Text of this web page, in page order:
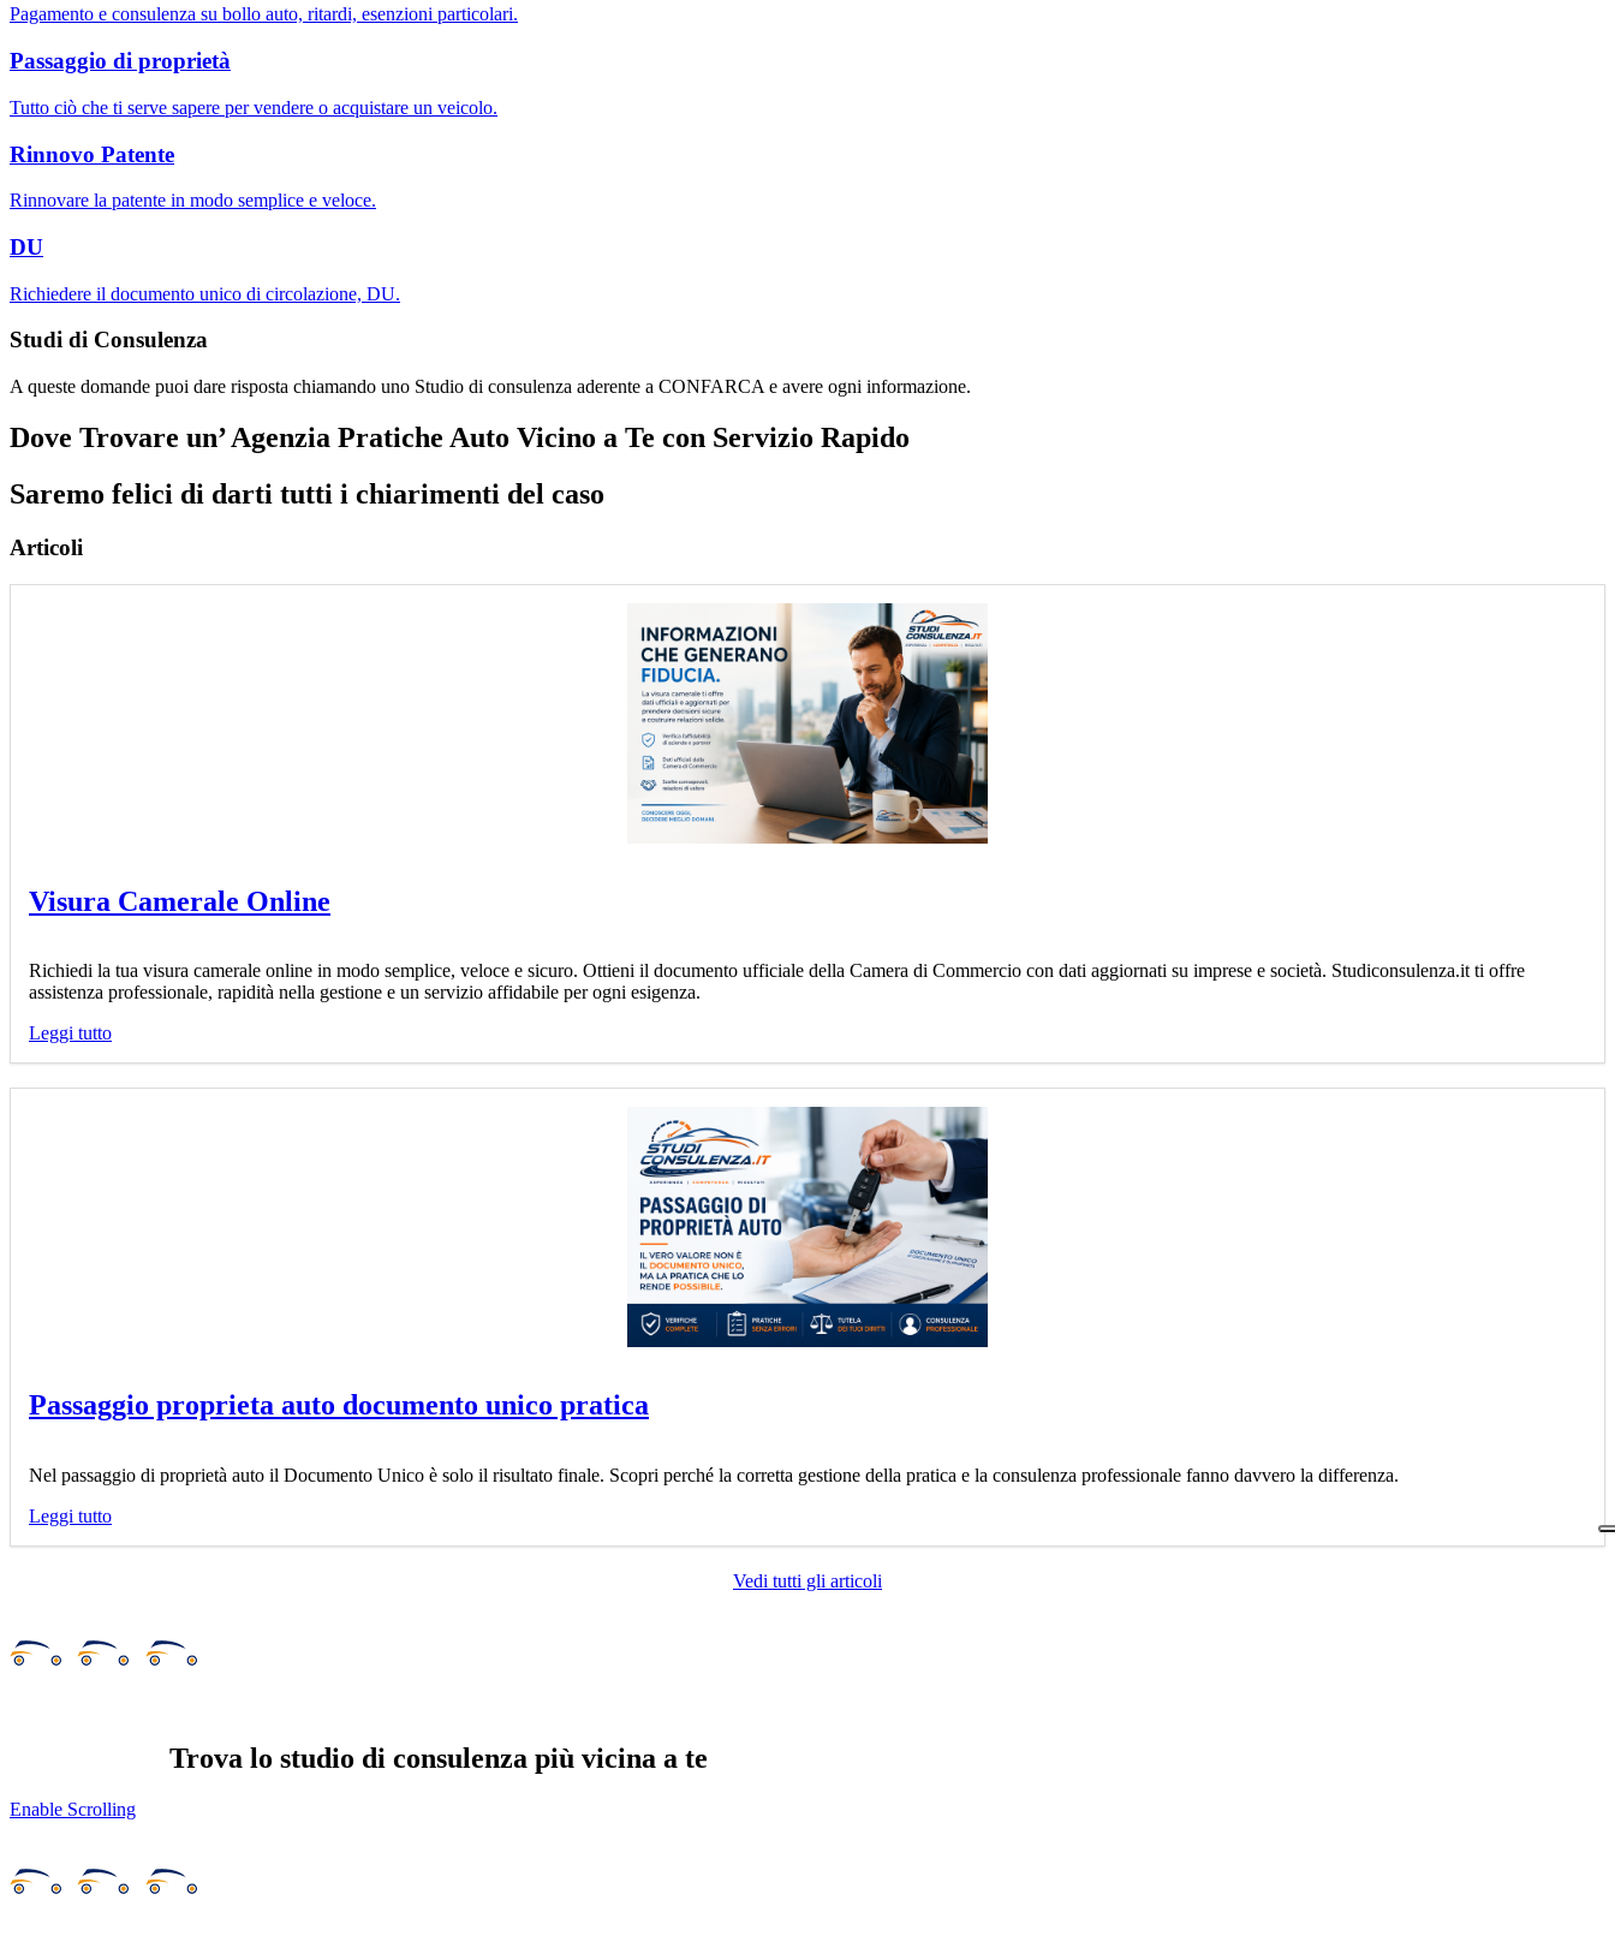
Pagamento e consulenza su bollo auto, ritardi, esenzioni particolari.
Passaggio di proprietà
Tutto ciò che ti serve sapere per vendere o acquistare un veicolo.
Rinnovo Patente
Rinnovare la patente in modo semplice e veloce.
DU
Richiedere il documento unico di circolazione, DU.
Studi di Consulenza
A queste domande puoi dare risposta chiamando uno Studio di consulenza aderente a CONFARCA e avere ogni informazione.
Dove Trovare un’ Agenzia Pratiche Auto Vicino a Te con Servizio Rapido
Saremo felici di darti tutti i chiarimenti del caso
Articoli
Visura Camerale Online
Richiedi la tua visura camerale online in modo semplice, veloce e sicuro. Ottieni il documento ufficiale della Camera di Commercio con dati aggiornati su imprese e società. Studiconsulenza.it ti offre
assistenza professionale, rapidità nella gestione e un servizio affidabile per ogni esigenza.
Leggi tutto
Passaggio proprieta auto documento unico pratica
Nel passaggio di proprietà auto il Documento Unico è solo il risultato finale. Scopri perché la corretta gestione della pratica e la consulenza professionale fanno davvero la differenza.
Leggi tutto
Vedi tutti gli articoli
Trova lo studio di consulenza più vicina a te
Enable Scrolling